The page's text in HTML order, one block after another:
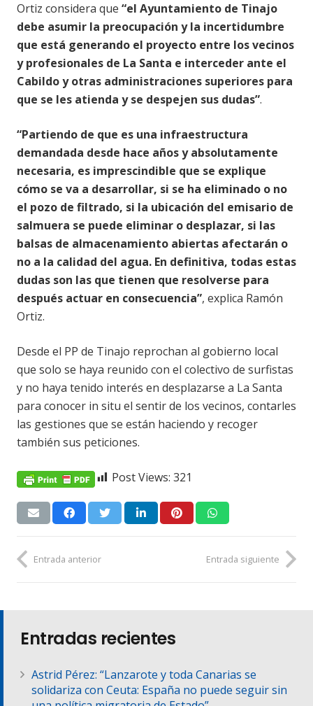
Ortiz considera que “el Ayuntamiento de Tinajo
debe asumir la preocupación y la incertidumbre
que está generando el proyecto entre los vecinos
y profesionales de La Santa e interceder ante el
Cabildo y otras administraciones superiores para
que se les atienda y se despejen sus dudas”.
“Partiendo de que es una infraestructura
demandada desde hace años y absolutamente
necesaria, es imprescindible que se explique
cómo se va a desarrollar, si se ha eliminado o no
el pozo de filtrado, si la ubicación del emisario de
salmuera se puede eliminar o desplazar, si las
balsas de almacenamiento abiertas afectarán o
no a la calidad del agua. En definitiva, todas estas
dudas son las que tienen que resolverse para
después actuar en consecuencia”, explica Ramón
Ortiz.
Desde el PP de Tinajo reprochan al gobierno local
que solo se haya reunido con el colectivo de surfistas
y no haya tenido interés en desplazarse a La Santa
para conocer in situ el sentir de los vecinos, contarles
las gestiones que se están haciendo y recoger
también sus peticiones.
Post Views: 321
Entrada anterior Entrada siguiente
Entradas recientes
Astrid Pérez: “Lanzarote y toda Canarias se
solidariza con Ceuta: España no puede seguir sin